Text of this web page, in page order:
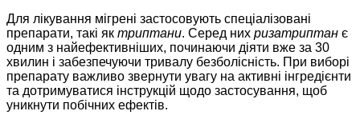
Для лікування мігрені застосовують спеціалізовані
препарати, такі як триптани. Серед них ризатриптан є
одним з найефективніших, починаючи діяти вже за 30
хвилин і забезпечуючи тривалу безболісність. При виборі
препарату важливо звернути увагу на активні інгредієнти
та дотримуватися інструкцій щодо застосування, щоб
уникнути побічних ефектів.